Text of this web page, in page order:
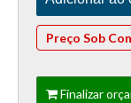
Preço Sob
Finalizar